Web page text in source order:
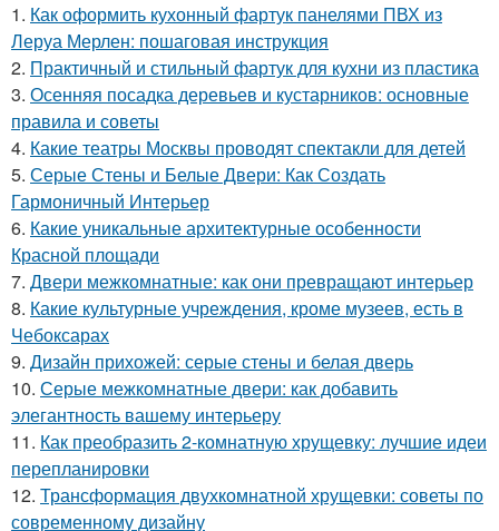
1. Как оформить кухонный фартук панелями ПВХ из
Леруа Мерлен: пошаговая инструкция
2. Практичный и стильный фартук для кухни из пластика
3. Осенняя посадка деревьев и кустарников: основные
правила и советы
4. Какие театры Москвы проводят спектакли для детей
5. Серые Стены и Белые Двери: Как Создать
Гармоничный Интерьер
6. Какие уникальные архитектурные особенности
Красной площади
7. Двери межкомнатные: как они превращают интерьер
8. Какие культурные учреждения, кроме музеев, есть в
Чебоксарах
9. Дизайн прихожей: серые стены и белая дверь
10. Серые межкомнатные двери: как добавить
элегантность вашему интерьеру
11. Как преобразить 2-комнатную хрущевку: лучшие идеи
перепланировки
12. Трансформация двухкомнатной хрущевки: советы по
современному дизайну